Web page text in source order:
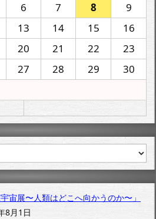
6 7 8
9
13 14 15
16
20 21 22
23
27 28 29
30
宙展〜人類はどこへ向かうのか〜」
8月1日